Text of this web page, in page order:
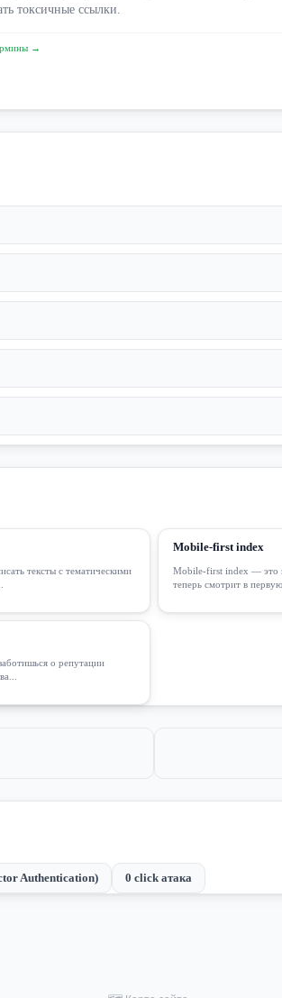
токсичные ссылки.
→
тексты с тематическими
Mobile-first index
Mobile-first index — это
теперь смотрит в
о репутации
Authentication) 0 click атака